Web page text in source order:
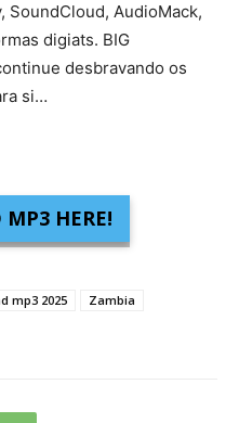
SoundCloud, AudioMack,
digiats. BIG
desbravando os
si…
HERE!
mp3 2025
Zambia